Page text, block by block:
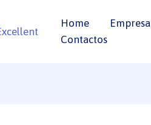
Home Empresa
Contactos